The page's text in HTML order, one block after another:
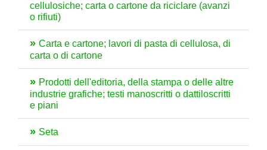
cellulosiche; carta o cartone da riciclare (avanzi
o rifiuti)
Carta e cartone; lavori di pasta di cellulosa, di
carta o di cartone
Prodotti dell'editoria, della stampa o delle altre
industrie grafiche; testi manoscritti o dattiloscritti
e piani
Seta